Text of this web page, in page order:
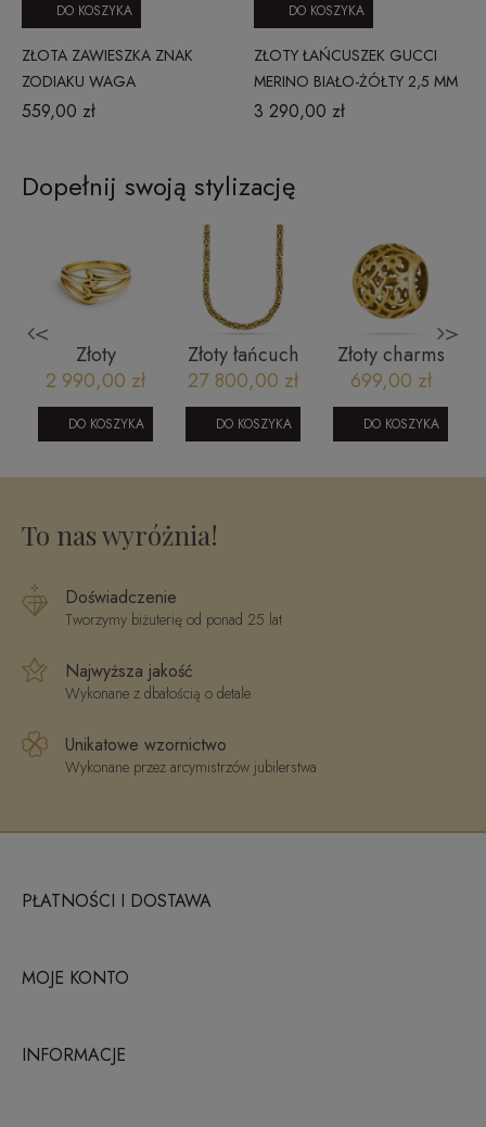
ZŁOTA ZAWIESZKA ZNAK
ZODIAKU WAGA
559,00 zł
DO KOSZYKA
ZŁOTY ŁAŃCUSZEK GUCCI
MERINO BIAŁO-ŻÓŁTY 2,5 MM
3 290,00 zł
DO KOSZYKA
Dopełnij swoją stylizację
<
Złoty
pierścionek
geometryczny
z ciętym
2 990,00 zł
DO KOSZYKA
Złoty łańcuch
męski -
królewski 5
mm 55 CM
27 800,00 zł
DO KOSZYKA
Złoty charms
ażurowy 585 -
mistyczne
wzory i
złociste blaski
699,00 zł
DO KOSZYKA
>
To nas wyróżnia!
Doświadczenie
Tworzymy biżuterię od ponad 25 lat
Najwyższa jakość
Wykonane z dbałością o detale
Unikatowe wzornictwo
Wykonane przez arcymistrzów jubilerstwa
PŁATNOŚCI I DOSTAWA
MOJE KONTO
INFORMACJE